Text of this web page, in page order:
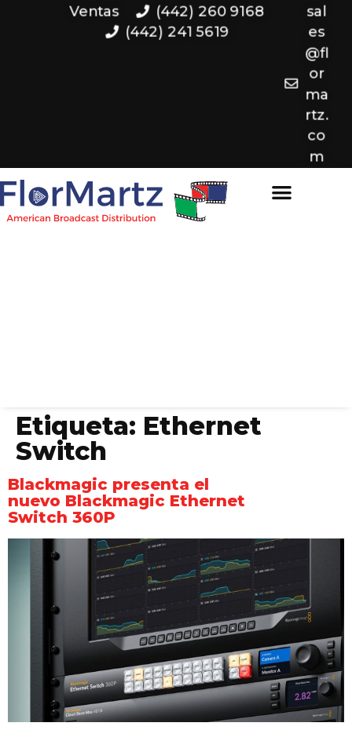
Ventas
(442) 260 9168
(442) 241 5619
sal
es
@fl
or
ma
rtz.
co
m
Etiqueta: Ethernet
Switch
Blackmagic presenta el
nuevo Blackmagic Ethernet
Switch 360P